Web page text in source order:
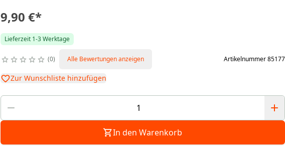
9,90 €*
Lieferzeit 1-3 Werktage
0 Alle Bewertungen anzeigen Artikelnummer 85177
Zur Wunschliste hinzufügen
In den Warenkorb